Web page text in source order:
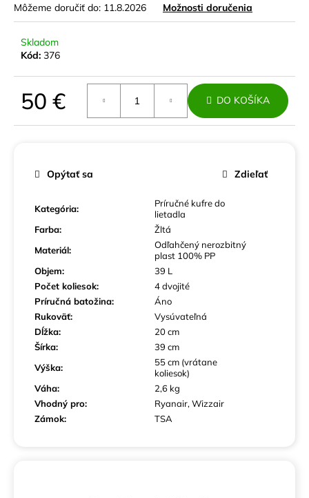
Môžeme doručiť do: 11.8.2026 Možnosti doručenia
Skladom
Kód: 376
50 € DO KOŠÍKA
Kategória:
Príručné kufre do
lietadla
Farba:
Žltá
Materiál:
Odľahčený nerozbitný
plast 100% PP
Objem:
39 L
Počet koliesok:
4 dvojité
Príručná batožina:
Áno
Rukoväť:
Vysúvateľná
Dĺžka:
20 cm
Šírka:
39 cm
Výška:
55 cm (vrátane
koliesok)
Váha:
2,6 kg
Vhodný pro:
Ryanair, Wizzair
Zámok: TSA
Opýtať sa Zdieľať
PREMIUM
SMARAGDOVÝ
POLYPROPYLÉN
120
Pôvodne: